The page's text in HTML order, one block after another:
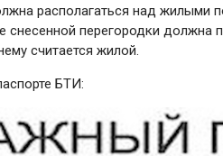
располагаться над жилыми
снесенной перегородки должна
считается жилой.
БТИ: